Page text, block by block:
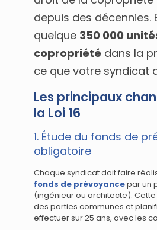
depuis des décennies.
quelque 350 000
copropriété dans la
ce que votre syndicat
Les principaux
la Loi 16
1. Étude du fonds de
obligatoire
Chaque syndicat doit faire
fonds de prévoyancepar un
(ingénieur ou architecte).
des parties communes et
effectuer sur 25 ans, avec les